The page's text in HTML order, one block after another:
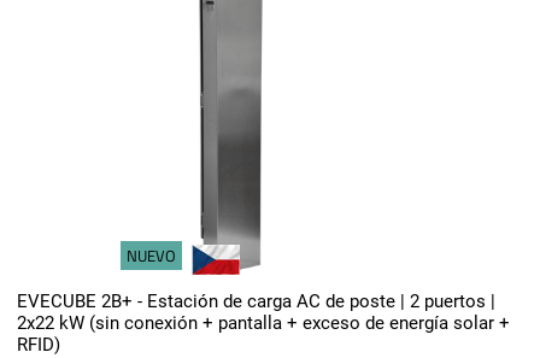
NUEVO
EVECUBE 2B+ - Estación de carga AC de poste | 2 puertos |
2x22 kW (sin conexión + pantalla + exceso de energía solar +
RFID)